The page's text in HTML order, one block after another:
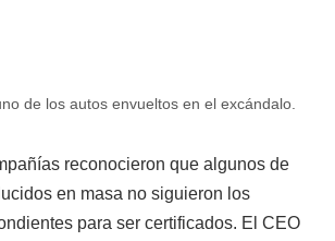
de los autos envueltos en el excándalo.
reconocieron que algunos de
en masa no siguieron los
para ser certificados. El CEO